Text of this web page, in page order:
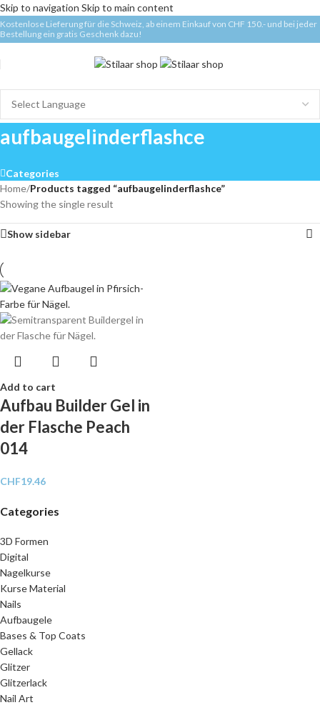
Skip to navigation Skip to main content
Kostenlose Lieferung für die Schweiz, ab einem Einkauf von CHF 150.- und bei jeder
Bestellung ein gratis Geschenk dazu!
aufbaugelinderflashce
Categories
Categories
3D Formen
Digital
Nagelkurse
Kurse Material
Nails
Aufbaugele
Bases & Top Coats
Gellack
Glitzer
Glitzerlack
Nail Art
Home/Products tagged “aufbaugelinderflashce”
Showing the single result
Show sidebar
Add to cart
Aufbau Builder Gel in
der Flasche Peach
014
CHF19.46